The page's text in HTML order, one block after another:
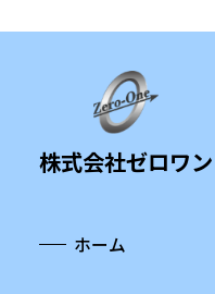
株式会社ゼロワン
ホーム